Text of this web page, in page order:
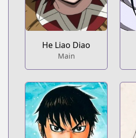
He Liao Diao
Main